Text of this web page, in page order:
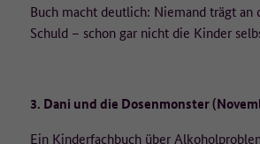
Buch macht deutlich: Niemand trägt an
Schuld – schon gar nicht die Kinder
3. Dani und die Dosenmonster
Ein Kinderfachbuch über